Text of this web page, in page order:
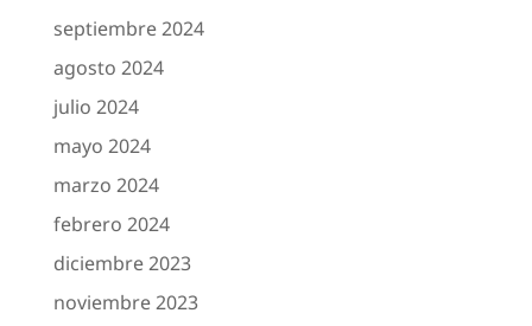
septiembre 2024
agosto 2024
julio 2024
mayo 2024
marzo 2024
febrero 2024
diciembre 2023
noviembre 2023